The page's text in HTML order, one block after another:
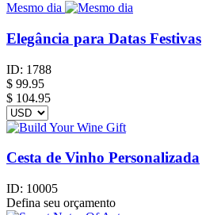
Mesmo dia
Elegância para Datas Festivas
ID: 1788
$ 99.95
$ 104.95
Cesta de Vinho Personalizada
ID: 10005
Defina seu orçamento